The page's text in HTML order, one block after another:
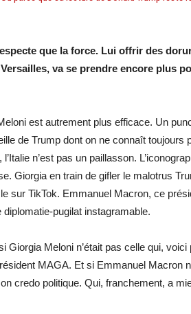
que la force. Lui offrir des
va se prendre encore plus
est autrement plus efficace. Un
de Trump dont on ne connaît toujours
l’Italie n’est pas un paillasson.
Giorgia en train de gifler le malotrus
sur TikTok. Emmanuel Macron, ce
pugilat instagramable.
Meloni n’était pas celle qui, voici
MAGA. Et si Emmanuel Macron
credo politique. Qui, franchement, a